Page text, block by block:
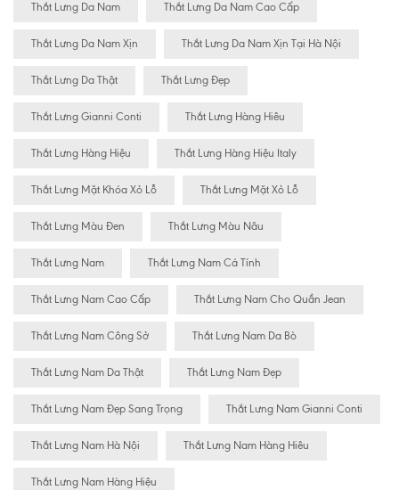
Thắt Lưng Da Nam Thắt Lưng Da Nam Cao Cấp
Thắt Lưng Da Nam Xịn Thắt Lưng Da Nam Xịn Tại Hà Nội
Thắt Lưng Da Thật Thắt Lưng Đẹp
Thắt Lưng Gianni Conti Thắt Lưng Hàng Hiêu
Thắt Lưng Hàng Hiệu Thắt Lưng Hàng Hiệu Italy
Thắt Lưng Mặt Khóa Xỏ Lỗ Thắt Lưng Mặt Xỏ Lỗ
Thắt Lưng Màu Đen Thắt Lưng Màu Nâu
Thắt Lưng Nam Thắt Lưng Nam Cá Tính
Thắt Lưng Nam Cao Cấp Thắt Lưng Nam Cho Quần Jean
Thắt Lưng Nam Công Sở Thắt Lưng Nam Da Bò
Thắt Lưng Nam Da Thật Thắt Lưng Nam Đẹp
Thắt Lưng Nam Đẹp Sang Trọng Thắt Lưng Nam Gianni Conti
Thắt Lưng Nam Hà Nội Thắt Lưng Nam Hàng Hiêu
Thắt Lưng Nam Hàng Hiệu